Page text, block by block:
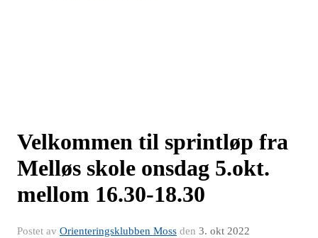
Velkommen til sprintløp fra
Melløs skole onsdag 5.okt.
mellom 16.30-18.30
Postet av Orienteringsklubben Moss den 3. okt 2022